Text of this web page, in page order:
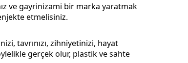
ve gayrinizami bir marka yaratmak
etmelisiniz.
tavrınızı, zihniyetinizi, hayat
gerçek olur, plastik ve sahte